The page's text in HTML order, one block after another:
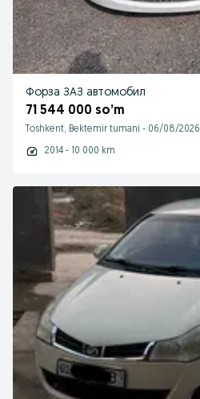
Форза ЗАЗ автомобил
71 544 000 so’m
Toshkent, Bektemir tumani - 06/08/2026
2014 - 10 000 km